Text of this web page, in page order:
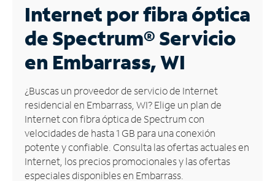
Business
Contáctanos
Inglés
Administrar
cuenta
Encuentra
una
tienda
Internet por fibra óptica
de Spectrum®Servicio
en Embarrass, WI
¿Buscas un proveedor de servicio de Internet
residencial en Embarrass, WI? Elige un plan de
Internet con fibra óptica de Spectrum con
velocidades de hasta 1 GB para una conexión
potente y confiable. Consulta las ofertas actuales en
Internet, los precios promocionales y las ofertas
especiales disponibles en Embarrass.